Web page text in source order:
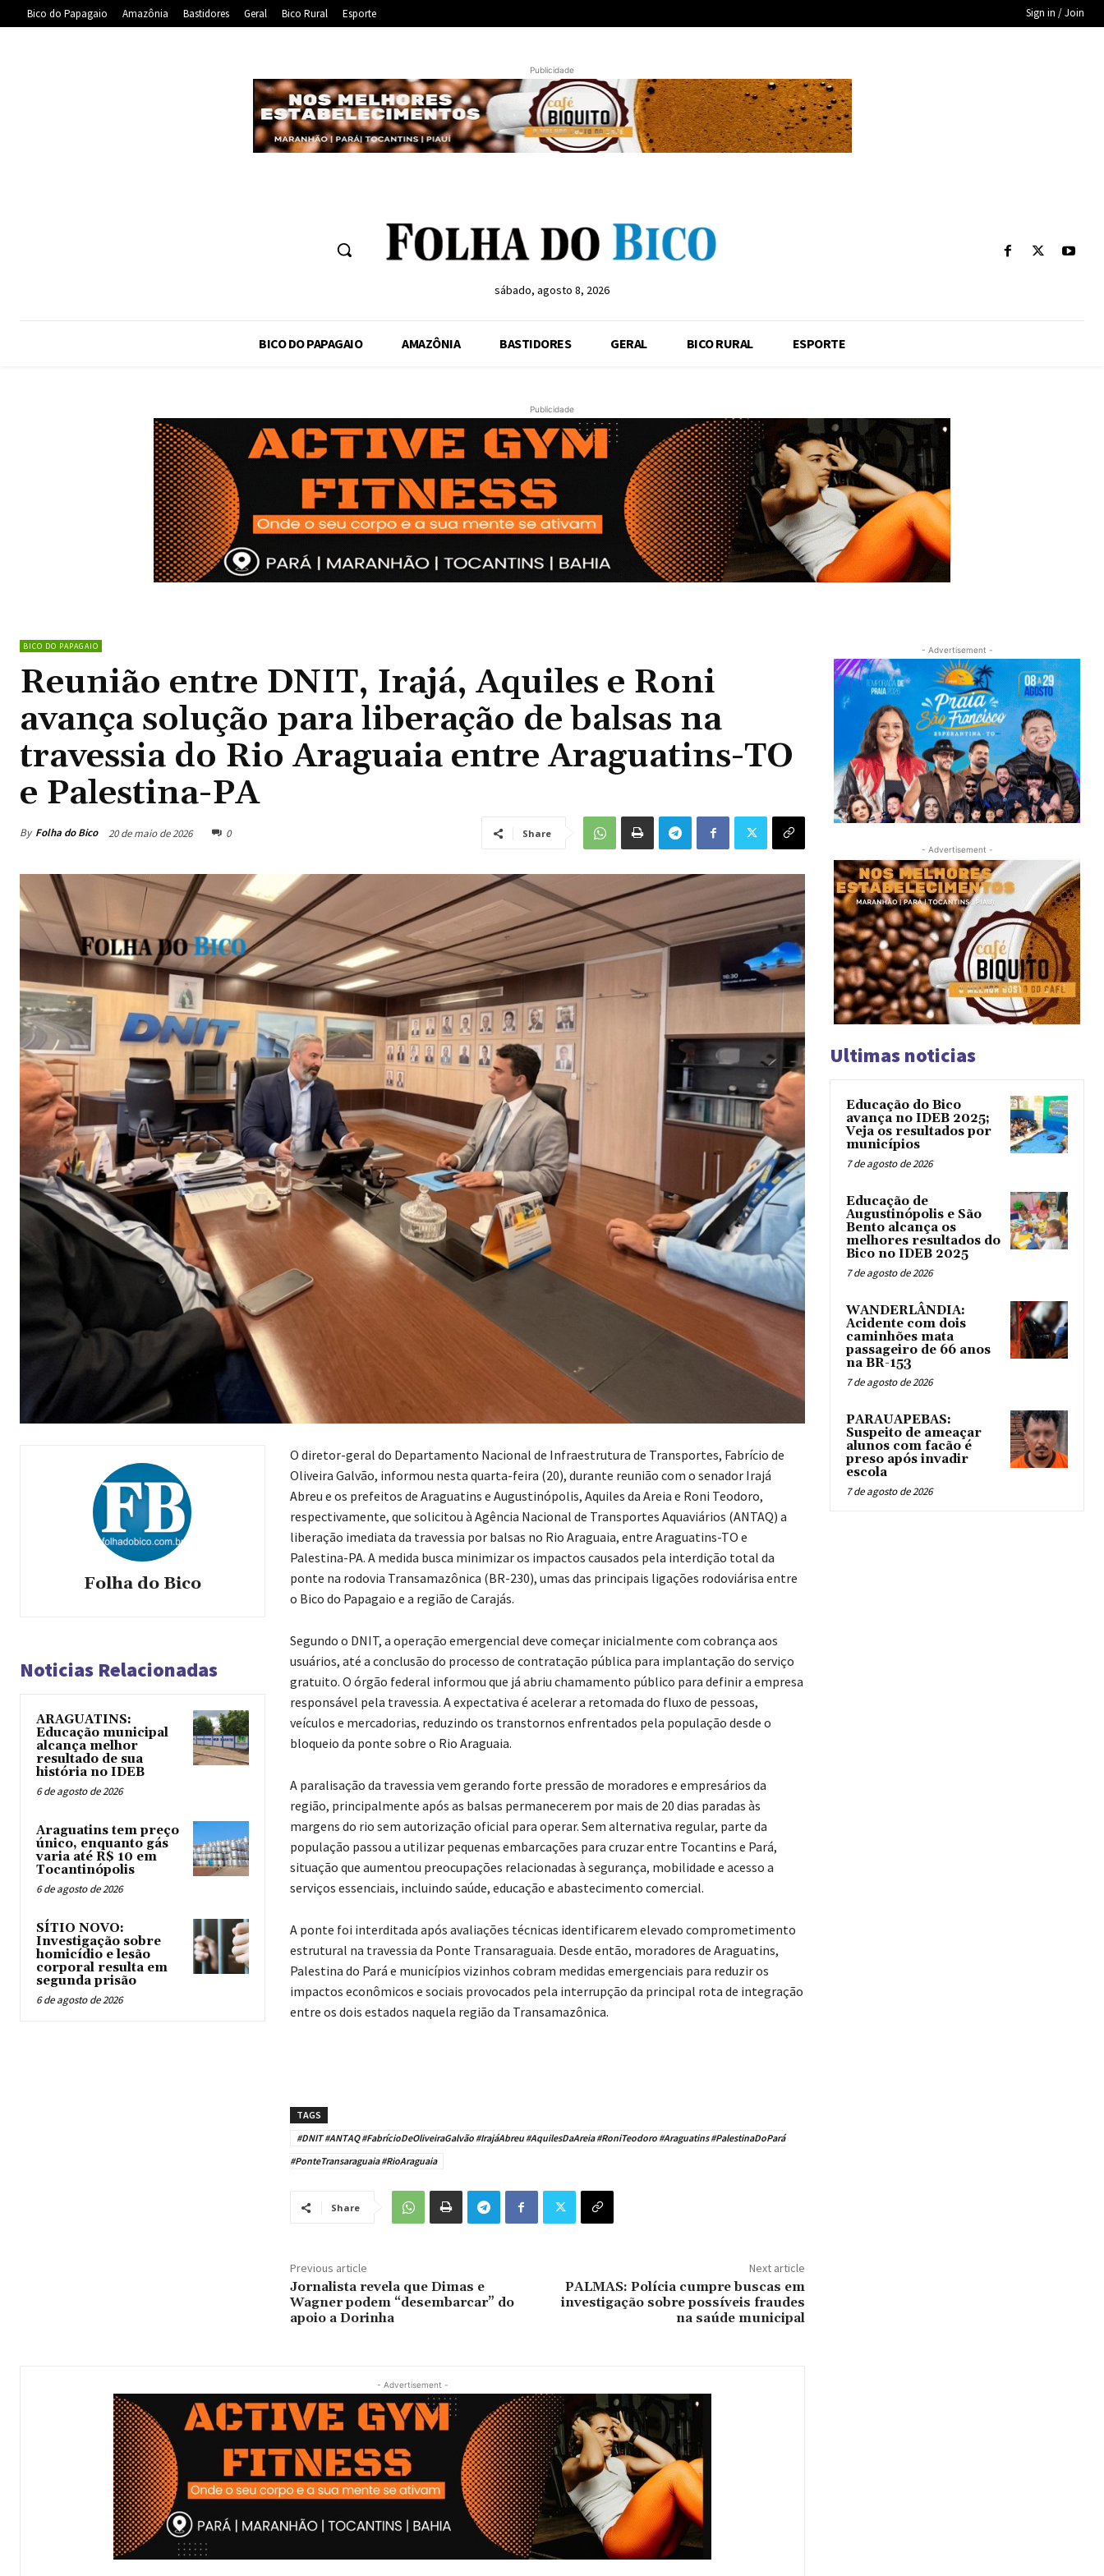
Bico do Papagaio Amazônia Bastidores Geral Bico Rural Esporte Sign in / Join
Publicidade
sábado, agosto 8, 2026
BICO DO PAPAGAIO AMAZÔNIA BASTIDORES GERAL BICO RURAL ESPORTE
Publicidade
BICO DO PAPAGAIO
Reunião entre DNIT, Irajá, Aquiles e Roni
avança solução para liberação de balsas na
travessia do Rio Araguaia entre Araguatins-TO
e Palestina-PA
By Folha do Bico 20 de maio de 2026 0 Share
Folha do Bico
Noticias Relacionadas
ARAGUATINS:
Educação municipal
alcança melhor
resultado de sua
história no IDEB
6 de agosto de 2026
Araguatins tem preço
único, enquanto gás
varia até R$ 10 em
Tocantinópolis
6 de agosto de 2026
SÍTIO NOVO:
Investigação sobre
homicídio e lesão
corporal resulta em
segunda prisão
6 de agosto de 2026
O diretor-geral do Departamento Nacional de Infraestrutura de Transportes, Fabrício de
Oliveira Galvão, informou nesta quarta-feira (20), durante reunião com o senador Irajá
Abreu e os prefeitos de Araguatins e Augustinópolis, Aquiles da Areia e Roni Teodoro,
respectivamente, que solicitou à Agência Nacional de Transportes Aquaviários (ANTAQ) a
liberação imediata da travessia por balsas no Rio Araguaia, entre Araguatins-TO e
Palestina-PA. A medida busca minimizar os impactos causados pela interdição total da
ponte na rodovia Transamazônica (BR-230), umas das principais ligações rodoviárisa entre
o Bico do Papagaio e a região de Carajás.
Segundo o DNIT, a operação emergencial deve começar inicialmente com cobrança aos
usuários, até a conclusão do processo de contratação pública para implantação do serviço
gratuito. O órgão federal informou que já abriu chamamento público para definir a empresa
responsável pela travessia. A expectativa é acelerar a retomada do fluxo de pessoas,
veículos e mercadorias, reduzindo os transtornos enfrentados pela população desde o
bloqueio da ponte sobre o Rio Araguaia.
A paralisação da travessia vem gerando forte pressão de moradores e empresários da
região, principalmente após as balsas permanecerem por mais de 20 dias paradas às
margens do rio sem autorização oficial para operar. Sem alternativa regular, parte da
população passou a utilizar pequenas embarcações para cruzar entre Tocantins e Pará,
situação que aumentou preocupações relacionadas à segurança, mobilidade e acesso a
serviços essenciais, incluindo saúde, educação e abastecimento comercial.
A ponte foi interditada após avaliações técnicas identificarem elevado comprometimento
estrutural na travessia da Ponte Transaraguaia. Desde então, moradores de Araguatins,
Palestina do Pará e municípios vizinhos cobram medidas emergenciais para reduzir os
impactos econômicos e sociais provocados pela interrupção da principal rota de integração
entre os dois estados naquela região da Transamazônica.
TAGS
#DNIT #ANTAQ #FabrícioDeOliveiraGalvão #IrajáAbreu #AquilesDaAreia #RoniTeodoro #Araguatins #PalestinaDoPará
#PonteTransaraguaia #RioAraguaia
Share
Previous article
Jornalista revela que Dimas e
Wagner podem “desembarcar” do
apoio a Dorinha
Next article
PALMAS: Polícia cumpre buscas em
investigação sobre possíveis fraudes
na saúde municipal
- Advertisement -
- Advertisement -
- Advertisement -
Ultimas noticias
Educação do Bico
avança no IDEB 2025;
Veja os resultados por
municípios
7 de agosto de 2026
Educação de
Augustinópolis e São
Bento alcança os
melhores resultados do
Bico no IDEB 2025
7 de agosto de 2026
WANDERLÂNDIA:
Acidente com dois
caminhões mata
passageiro de 66 anos
na BR-153
7 de agosto de 2026
PARAUAPEBAS:
Suspeito de ameaçar
alunos com facão é
preso após invadir
escola
7 de agosto de 2026